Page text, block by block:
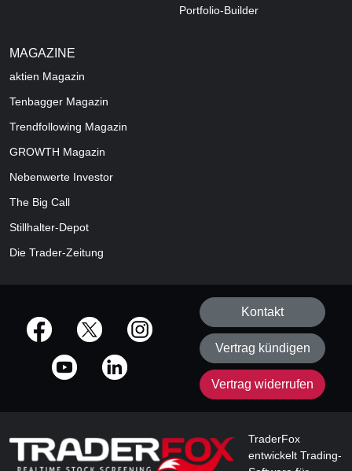
Portfolio-Builder
MAGAZINE
aktien Magazin
Tenbagger Magazin
Trendfollowing Magazin
GROWTH Magazin
Nebenwerte Investor
The Big Call
Stillhalter-Depot
Die Trader-Zeitung
offizielle Social Media-Accounts
Kontakt
Vertrag kündigen
Vertrag widerrufen
TraderFox
entwickelt Trading-